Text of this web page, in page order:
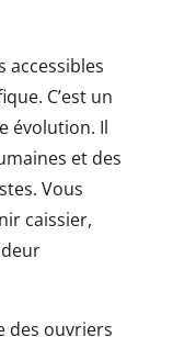
C’est un
évolution. Il
et des
Vous
caissier,
des ouvriers